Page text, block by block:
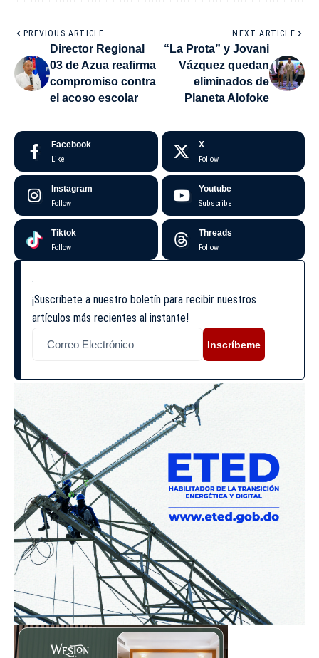
PREVIOUS ARTICLE
Director Regional
03 de Azua reafirma
compromiso contra
el acoso escolar
NEXT ARTICLE
“La Prota” y Jovani
Vázquez quedan
eliminados de
Planeta Alofoke
Facebook
Like
X
Follow
Instagram
Follow
Youtube
Subscribe
Tiktok
Follow
Threads
Follow
¡Suscríbete a nuestro boletín para recibir nuestros
artículos más recientes al instante!
Inscríbeme